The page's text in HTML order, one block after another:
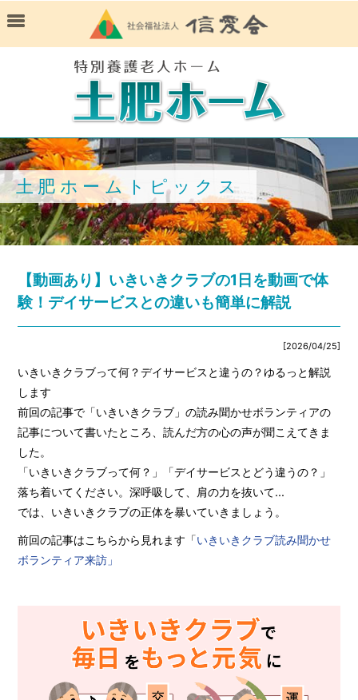
土肥ホームトピックス
【動画あり】いきいきクラブの1日を動画で体
験！デイサービスとの違いも簡単に解説
[2026/04/25]
いきいきクラブって何？デイサービスと違うの？ゆるっと解説
します
前回の記事で「いきいきクラブ」の読み聞かせボランティアの
記事について書いたところ、読んだ方の心の声が聞こえてきま
した。
「いきいきクラブって何？」「デイサービスとどう違うの？」
落ち着いてください。深呼吸して、肩の力を抜いて...
では、いきいきクラブの正体を暴いていきましょう。
前回の記事はこちらから見れます「いきいきクラブ読み聞かせ
ボランティア来訪」